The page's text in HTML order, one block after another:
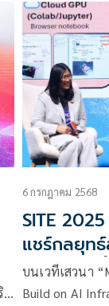
ช
6 กรกฎาคม 2568
SITE
แชร์กลยุท
โครงสร้าง
บนเวทีเสวนา
Build on AI